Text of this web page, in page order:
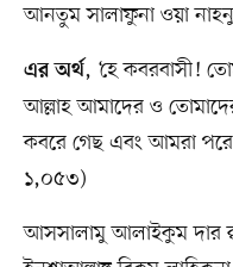
আনতুম সালাফুনা ওয়া
এর অর্থ, ‘হে কবরবাসী!
আল্লাহ আমাদের ও
কবরে গেছ এবং আমরা পরে
১,০৫৩)
আসসালামু আলাইকুম দার